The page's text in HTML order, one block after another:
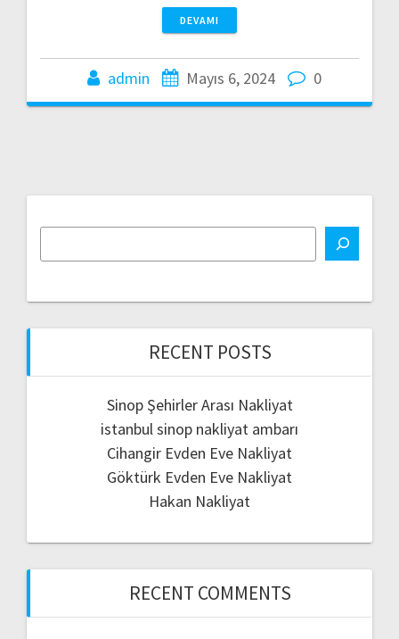
DEVAMI
admin Mayıs 6, 2024 0
RECENT POSTS
Sinop Şehirler Arası Nakliyat
istanbul sinop nakliyat ambarı
Cihangir Evden Eve Nakliyat
Göktürk Evden Eve Nakliyat
Hakan Nakliyat
RECENT COMMENTS